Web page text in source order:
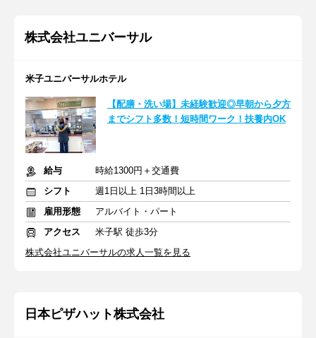
株式会社ユニバーサル
米子ユニバーサルホテル
【配膳・洗い場】未経験歓迎◎早朝から夕方
までシフト多数！短時間ワーク！扶養内OK
給与
時給1300円＋交通費
シフト
週1日以上 1日3時間以上
雇用形態
アルバイト・パート
アクセス
米子駅 徒歩3分
株式会社ユニバーサルの求人一覧を見る
日本ピザハット株式会社